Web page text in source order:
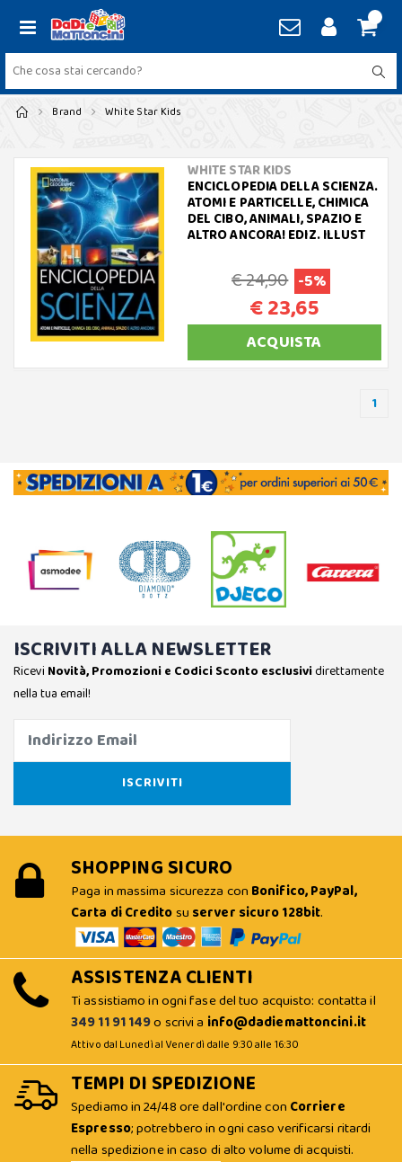
Brand White Star Kids
WHITE STAR KIDS
ENCICLOPEDIA DELLA SCIENZA.
ATOMI E PARTICELLE, CHIMICA
DEL CIBO, ANIMALI, SPAZIO E
ALTRO ANCORA! EDIZ. ILLUST
€ 24,90 -5%
€ 23,65
ACQUISTA
1
ISCRIVITI ALLA NEWSLETTER
Ricevi Novità, Promozioni e Codici Sconto esclusividirettamente
nella tua email!
SHOPPING SICURO
Paga in massima sicurezza con Bonifico, PayPal,
Carta di Creditosu server sicuro 128bit.
ASSISTENZA CLIENTI
Ti assistiamo in ogni fase del tuo acquisto: contatta il
349 11 91 149o scrivi a info@dadiemattoncini.it
Attivo dal Lunedì al Venerdì dalle 9:30 alle 16:30
TEMPI DI SPEDIZIONE
Spediamo in 24/48 ore dall'ordine con Corriere
Espresso; potrebbero in ogni caso verificarsi ritardi
nella spedizione in caso di alto volume di acquisti.